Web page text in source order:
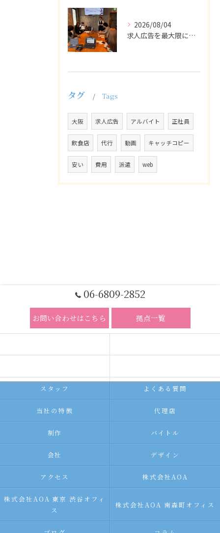
2026/08/04
求人広告を最大限に活用するためには、ターゲット設定の精度を高...
タグ Tags
大阪 求人広告 アルバイト 正社員
飲食店 代行 動画 キャッチコピー
安い 費用 派遣 web
06-6809-2852
お問い合わせはこちら 拠点一覧
スタッフ よくある質問
当社の特徴 代理店
制作 バイトル
会社 デザイン
アクセス 株式会社AOA
株式会社AOA 東京 渋谷オフィ
ス
株式会社AOA 南森町オフィス